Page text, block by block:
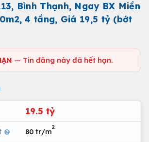
Bình Thạnh, Ngay BX Miền
4 tầng, Giá 19,5 tỷ (bớt
— Tin đăng này đã hết hạn.
19.5 tỷ
80 tr/m
2